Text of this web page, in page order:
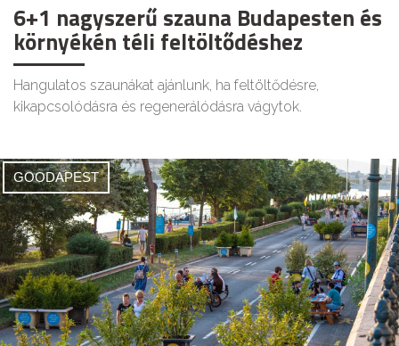
6+1 nagyszerű szauna Budapesten és
környékén téli feltöltődéshez
Hangulatos szaunákat ajánlunk, ha feltöltődésre,
kikapcsolódásra és regenerálódásra vágytok.
GOODAPEST